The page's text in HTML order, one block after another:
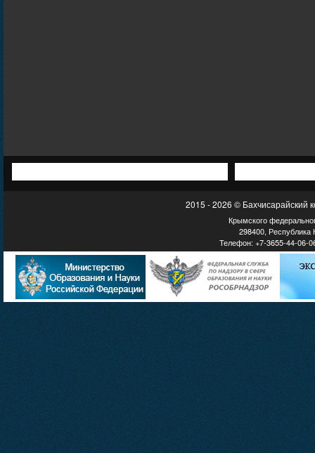
2015 - 2026 © Бахчисарайский
Крымского
298400, Республика
Телефон: +7-3655-44-06-